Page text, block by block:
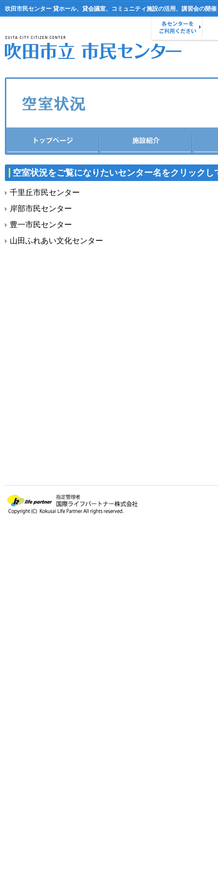
吹田市民センター 貸ホール、貸会議室、コミュニティ施設の活用、講習会の開催
空室状況をご覧になりたいセンター名をクリックし
千里丘市民センター
岸部市民センター
豊一市民センター
山田ふれあい文化センター